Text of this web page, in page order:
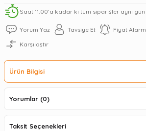
Saat 11:00’a kadar ki tüm siparişler aynı
Yorum Yaz Tavsiye Et Fiyat
Karşılaştır
Ürün Bilgisi
Yorumlar (0)
Taksit Seçenekleri